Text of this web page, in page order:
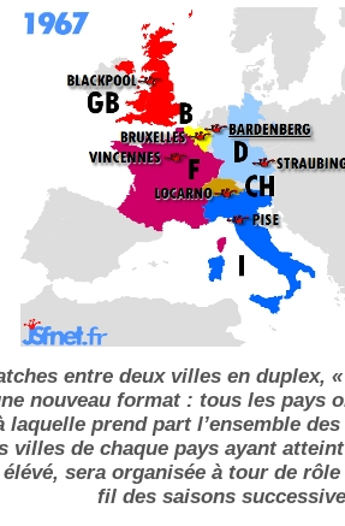
entre deux villes en duplex,
nouveau format : tous les pays
laquelle prend part l’ensemble
villes de chaque pays ayant
sera organisée à tour de
fil des saisons